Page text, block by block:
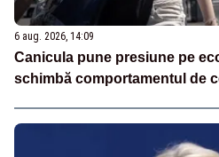
6 aug. 2026, 14:09
Canicula pune presiune pe
schimbă comportamentul de